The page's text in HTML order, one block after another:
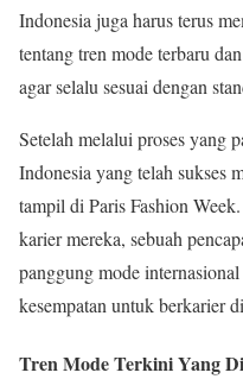
Indonesia juga harus terus
tentang tren mode terbaru
agar selalu sesuai dengan
Setelah melalui proses yang
Indonesia yang telah sukses
tampil di Paris Fashion
karier mereka, sebuah
panggung mode
kesempatan untuk berkarier
Tren Mode Terkini Yang